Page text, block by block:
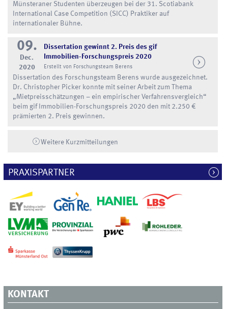
Münsteraner Studenten überzeugen bei der 31. Scotiabank
International Case Competition (SICC) Praktiker auf
internationaler Bühne.
09.
Dec.
2020
Dissertation gewinnt 2. Preis des gif
Immobilien-Forschungspreis 2020
Erstellt von Forschungsteam Berens
Dissertation des Forschungsteam Berens wurde ausgezeichnet.
Dr. Christopher Picker konnte mit seiner Arbeit zum Thema
„Mietpreisschätzungen – ein empirischer Verfahrensvergleich“
beim gif Immobilien-Forschungspreis 2020 den mit 2.250 €
prämierten 2. Preis gewinnen.
Weitere Kurzmitteilungen
PRAXISPARTNER
KONTAKT